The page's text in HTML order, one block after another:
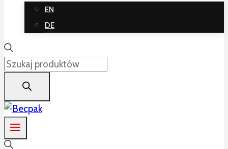
EN
DE
Wyszukiwarka
produktów